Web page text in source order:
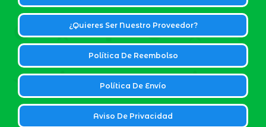
¿Quieres Ser Nuestro Proveedor?
Política De Reembolso
Política De Envío
Aviso De Privacidad